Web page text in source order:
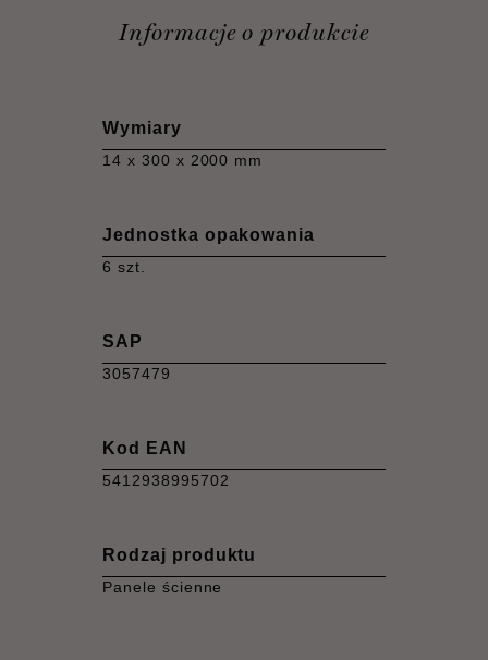
Informacje o produkcie
Wymiary
14 x 300 x 2000 mm
Jednostka opakowania
6 szt.
SAP
3057479
Kod EAN
5412938995702
Rodzaj produktu
Panele ścienne